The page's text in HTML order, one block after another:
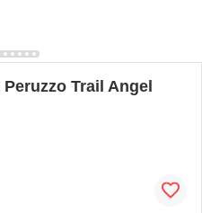
Trail Angel